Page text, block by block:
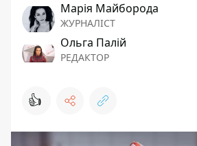
Марія Майборода
ЖУРНАЛІСТ
Ольга Палій
РЕДАКТОР
👍